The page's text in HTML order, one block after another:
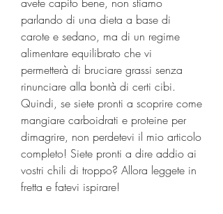
parlando di una dieta a base di
carote e sedano, ma di un regime
alimentare equilibrato che vi
permetterà di bruciare grassi senza
rinunciare alla bontà di certi cibi.
Quindi, se siete pronti a scoprire come
mangiare carboidrati e proteine per
dimagrire, non perdetevi il mio articolo
completo! Siete pronti a dire addio ai
vostri chili di troppo? Allora leggete in
fretta e fatevi ispirare!